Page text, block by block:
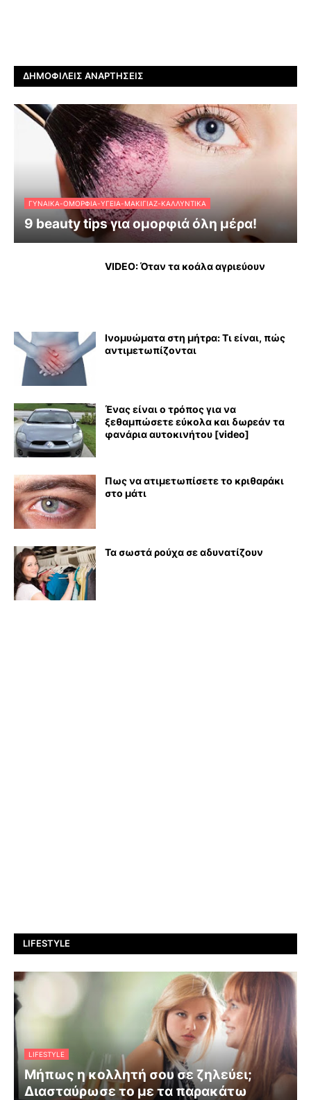
ΔΗΜΟΦΙΛΕΊΣ ΑΝΑΡΤΉΣΕΙΣ
ΓΥΝΑΊΚΑ-ΟΜΟΡΦΙΆ-ΥΓΕΊΑ-ΜΑΚΙΓΙΆΖ-ΚΑΛΛΥΝΤΙΚΆ
9 beauty tips για ομορφιά όλη μέρα!
VIDEO: Όταν τα κοάλα αγριεύουν
Ινομυώματα στη μήτρα: Τι είναι, πώς
αντιμετωπίζονται
Ένας είναι ο τρόπος για να
ξεθαμπώσετε εύκολα και δωρεάν τα
φανάρια αυτοκινήτου [video]
Πως να ατιμετωπίσετε το κριθαράκι
στο μάτι
Τα σωστά ρούχα σε αδυνατίζουν
LIFESTYLE
LIFESTYLE
Μήπως η κολλητή σου σε ζηλεύει;
Διασταύρωσε το με τα παρακάτω